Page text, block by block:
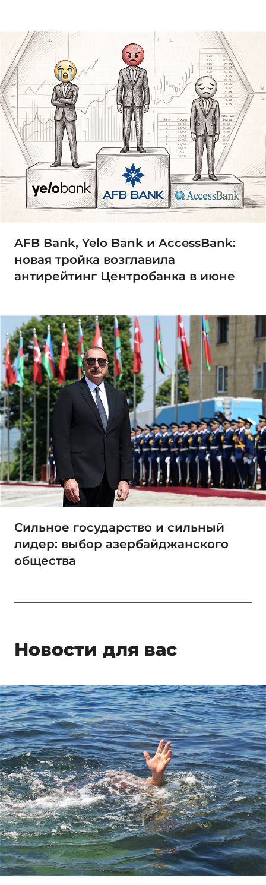
AFB Bank, Yelo Bank и AccessBank:
новая тройка возглавила
антирейтинг Центробанка в июне
Сильное государство и сильный
лидер: выбор азербайджанского
общества
Новости для вас